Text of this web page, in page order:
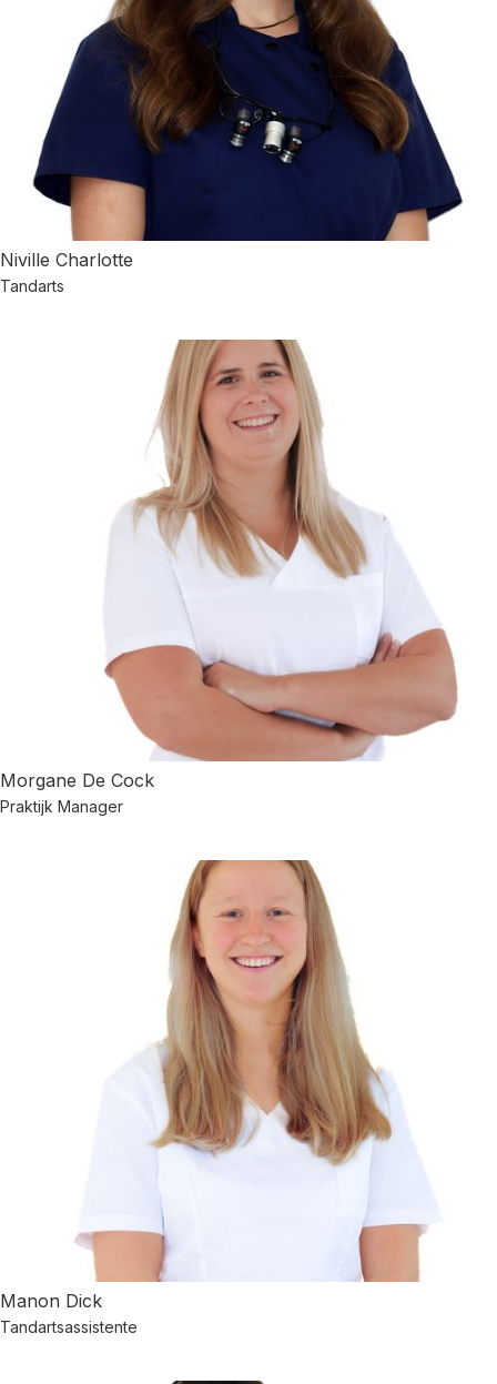
Niville Charlotte
Tandarts
Morgane De Cock
Praktijk Manager
Manon Dick
Tandartsassistente